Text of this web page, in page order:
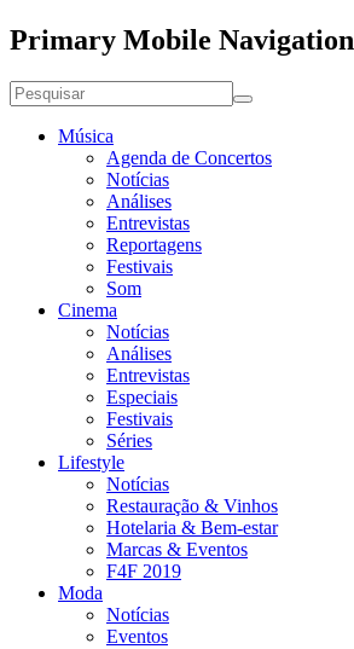
Primary Mobile Navigation
Música
Agenda de Concertos
Notícias
Análises
Entrevistas
Reportagens
Festivais
Som
Cinema
Notícias
Análises
Entrevistas
Especiais
Festivais
Séries
Lifestyle
Notícias
Restauração & Vinhos
Hotelaria & Bem-estar
Marcas & Eventos
F4F 2019
Moda
Notícias
Eventos